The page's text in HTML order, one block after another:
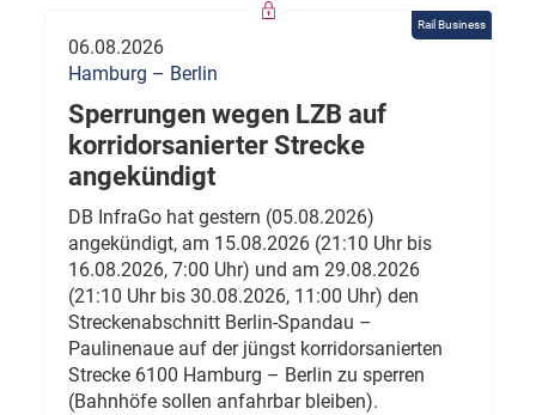
Rail Business
06.08.2026
Hamburg – Berlin
Sperrungen wegen LZB auf
korridorsanierter Strecke
angekündigt
DB InfraGo hat gestern (05.08.2026)
angekündigt, am 15.08.2026 (21:10 Uhr bis
16.08.2026, 7:00 Uhr) und am 29.08.2026
(21:10 Uhr bis 30.08.2026, 11:00 Uhr) den
Streckenabschnitt Berlin-Spandau –
Paulinenaue auf der jüngst korridorsanierten
Strecke 6100 Hamburg – Berlin zu sperren
(Bahnhöfe sollen anfahrbar bleiben).